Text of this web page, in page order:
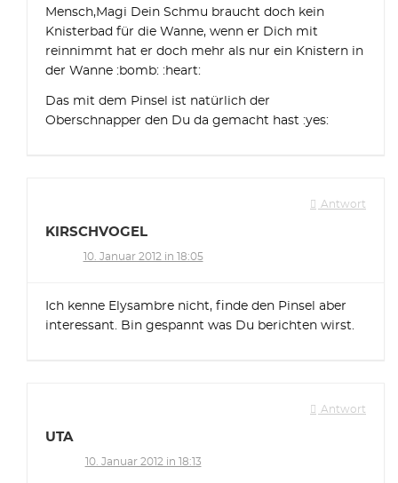
Mensch,Magi Dein Schmu braucht doch kein
Knisterbad für die Wanne, wenn er Dich mit
reinnimmt hat er doch mehr als nur ein Knistern in
der Wanne :bomb: :heart:
Das mit dem Pinsel ist natürlich der
Oberschnapper den Du da gemacht hast :yes:
Antwort
KIRSCHVOGEL
10. Januar 2012 in 18:05
Ich kenne Elysambre nicht, finde den Pinsel aber
interessant. Bin gespannt was Du berichten wirst.
Antwort
UTA
10. Januar 2012 in 18:13